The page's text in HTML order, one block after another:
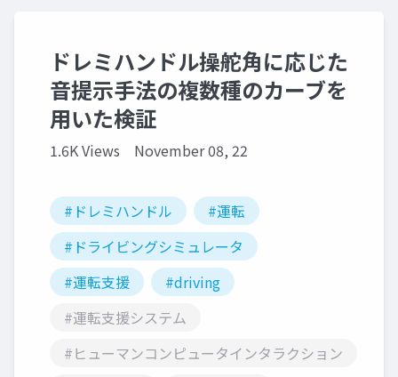
ドレミハンドル操舵角に応じた
音提示手法の複数種のカーブを
用いた検証
1.6K Views November 08, 22
#ドレミハンドル
#運転
#ドライビングシミュレータ
#運転支援
#driving
#運転支援システム
#ヒューマンコンピュータインタラクション